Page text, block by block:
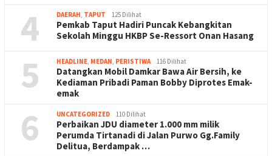
4 DAERAH, TAPUT 125 Dilihat
Pemkab Taput Hadiri Puncak Kebangkitan
Sekolah Minggu HKBP Se-Ressort Onan Hasang
5 HEADLINE, MEDAN, PERISTIWA 116 Dilihat
Datangkan Mobil Damkar Bawa Air Bersih, ke
Kediaman Pribadi Paman Bobby Diprotes Emak-
emak
6 UNCATEGORIZED 110 Dilihat
Perbaikan JDU diameter 1.000 mm milik
Perumda Tirtanadi di Jalan Purwo Gg.Family
Delitua, Berdampak …